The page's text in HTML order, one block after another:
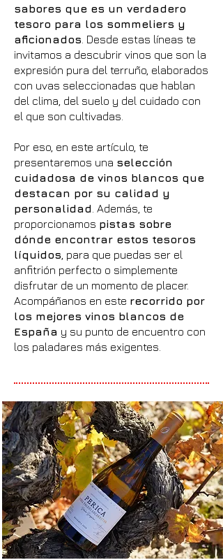
sabores que es un verdadero
tesoro para los sommeliers y
aficionados . Desde estas líneas te
invitamos a descubrir vinos que son la
expresión pura del terruño, elaborados
con uvas seleccionadas que hablan
del clima, del suelo y del cuidado con
el que son cultivadas.
Por eso, en este artículo, te
presentaremos una selección
cuidadosa de vinos blancos que
destacan por su calidad y
personalidad . Además, te
proporcionamos pistas sobre
dónde encontrar estos tesoros
líquidos , para que puedas ser el
anfitrión perfecto o simplemente
disfrutar de un momento de placer.
Acompáñanos en este recorrido por
los mejores vinos blancos de
España y su punto de encuentro con
los paladares más exigentes.